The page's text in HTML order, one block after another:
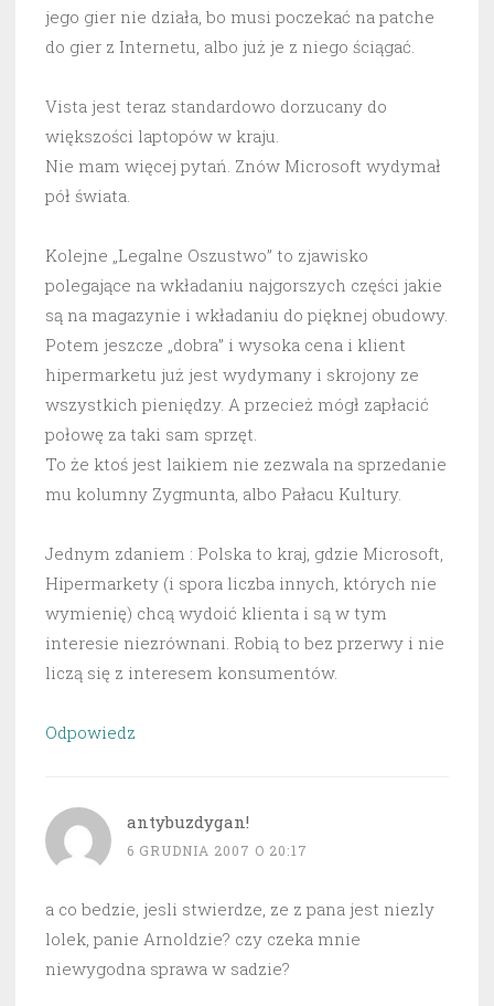
jego gier nie działa, bo musi poczekać na patche
do gier z Internetu, albo już je z niego ściągać.
Vista jest teraz standardowo dorzucany do
większości laptopów w kraju.
Nie mam więcej pytań. Znów Microsoft wydymał
pół świata.
Kolejne „Legalne Oszustwo” to zjawisko
polegające na wkładaniu najgorszych części jakie
są na magazynie i wkładaniu do pięknej obudowy.
Potem jeszcze „dobra” i wysoka cena i klient
hipermarketu już jest wydymany i skrojony ze
wszystkich pieniędzy. A przecież mógł zapłacić
połowę za taki sam sprzęt.
To że ktoś jest laikiem nie zezwala na sprzedanie
mu kolumny Zygmunta, albo Pałacu Kultury.
Jednym zdaniem : Polska to kraj, gdzie Microsoft,
Hipermarkety (i spora liczba innych, których nie
wymienię) chcą wydoić klienta i są w tym
interesie niezrównani. Robią to bez przerwy i nie
liczą się z interesem konsumentów.
Odpowiedz
antybuzdygan!
6 GRUDNIA 2007 O 20:17
a co bedzie, jesli stwierdze, ze z pana jest niezly
lolek, panie Arnoldzie? czy czeka mnie
niewygodna sprawa w sadzie?